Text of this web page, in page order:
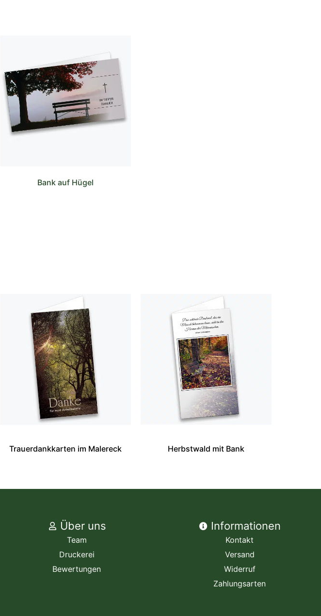
Bank auf Hügel
Trauerdankkarten im Malereck Herbstwald mit Bank
Über uns
Team
Druckerei
Bewertungen
Informationen
Kontakt
Versand
Widerruf
Zahlungsarten